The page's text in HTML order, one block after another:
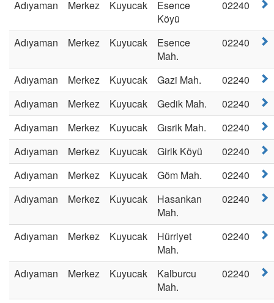
Adıyaman Merkez Kuyucak
Esence
Köyü
02240
Adıyaman Merkez Kuyucak
Esence
Mah.
02240
Adıyaman Merkez Kuyucak Gazi Mah.
02240
Adıyaman
Merkez Kuyucak Gedik Mah.
02240
Adıyaman
Merkez Kuyucak Gısrik Mah.
02240
Adıyaman
Merkez Kuyucak Girik Köyü
02240
Adıyaman
Merkez Kuyucak Göm Mah.
02240
Adıyaman
Merkez Kuyucak
Hasankan
Mah.
02240
Adıyaman Merkez Kuyucak
Hürriyet
Mah.
02240
Adıyaman Merkez Kuyucak
Kalburcu
Mah.
02240